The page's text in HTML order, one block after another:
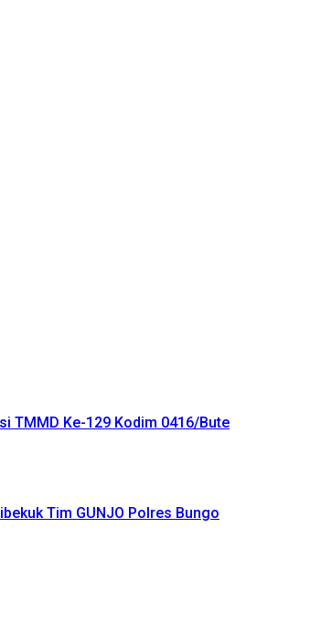
TMMD Ke-129 Kodim 0416/Bute
Tim GUNJO Polres Bungo